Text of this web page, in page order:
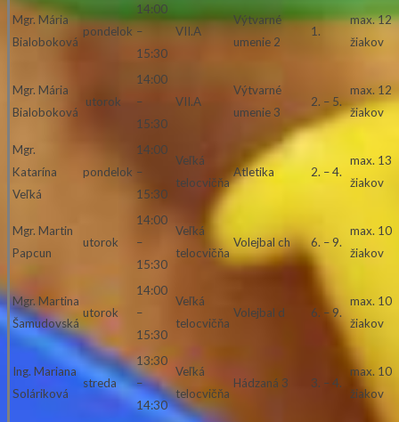
Mgr. Mária
Bialoboková
pondelok
14:00
–
15:30
VII.A
Výtvarné
umenie 2
1.
max. 12
žiakov
Mgr. Mária
Bialoboková
utorok
14:00
–
15:30
VII.A
Výtvarné
umenie 3
2. – 5.
max. 12
žiakov
Mgr.
Katarína
Veľká
pondelok
14:00
–
15:30
Veľká
telocvičňa
Atletika 2. – 4.
max. 13
žiakov
Mgr. Martin
Papcun
utorok
14:00
–
15:30
Veľká
telocvičňa
Volejbal ch 6. – 9.
max. 10
žiakov
Mgr. Martina
Šamudovská
utorok
14:00
–
15:30
Veľká
telocvičňa
Volejbal d 6. – 9.
max. 10
žiakov
Ing. Mariana
Soláriková
streda
13:30
–
14:30
Veľká
telocvičňa
Hádzaná 3 3. – 4.
max. 10
žiakov